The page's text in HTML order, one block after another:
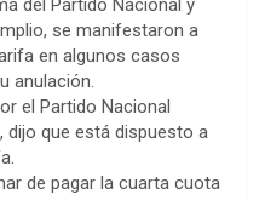
se manifestaron a
en algunos casos
anulación.
el Partido Nacional
dijo que está dispuesto a
de pagar la cuarta cuota